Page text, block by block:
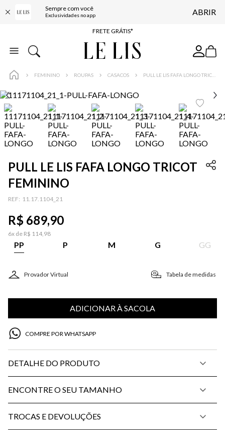
Sempre com você
Exclusividades no app ABRIR
ENTREGA EXPRESSA*
FRETE GRÁTIS*
BAIXE O APP
FEMININO ROUPAS CASACOS
PULL LE LIS FAFA LONGO TRICOT
FEMININO
: 11.17.1104_21
R$ 689,90
6x de R$ 114,98
PP P M G GG
Provador Virtual Tabela de medidas
ADICIONAR À SACOLA
COMPRE POR WHATSAPP
DETALHE DO PRODUTO
ENCONTRE O SEU TAMANHO
TROCAS E DEVOLUÇÕES